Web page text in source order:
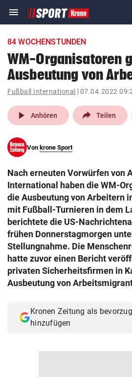
menu Navigation
ein-/ausklappen
account_circle Anmelden
pin_drop
Wien
search
eingeben
© Krone Multimedia GmbH & Co KG
Muthgasse 2, 1190 Wien
84 WOCHENSTUNDEN
WM-Organisatoren
Ausbeutung von
Fußball International 07.04.2022
play_arrow Anhören Teilen
Von krone Sport
Nach erneuten Vorwürfen von
International haben die WM-
die Ausbeutung von Arbeitern
mit Fußball-Turnieren in dem
berichtete die US-
frühen Donnerstagmorgen
Stellungnahme. Die
hatte zuvor einen Bericht
privaten Sicherheitsfirmen in
Ausbeutung von
Kronen Zeitung als
hinzufügen